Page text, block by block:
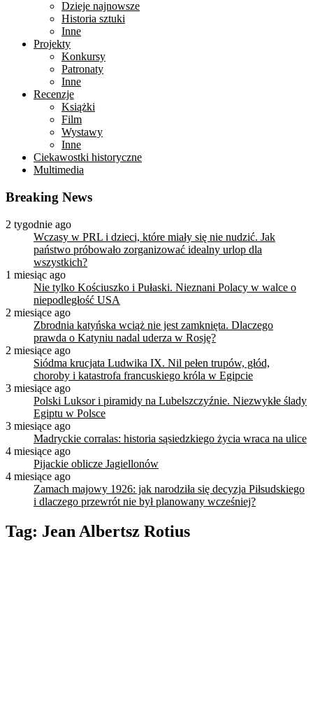
Dzieje najnowsze
Historia sztuki
Inne
Projekty
Konkursy
Patronaty
Inne
Recenzje
Książki
Film
Wystawy
Inne
Ciekawostki historyczne
Multimedia
Breaking News
2 tygodnie ago
Wczasy w PRL i dzieci, które miały się nie nudzić. Jak
państwo próbowało zorganizować idealny urlop dla
wszystkich?
1 miesiąc ago
Nie tylko Kościuszko i Pułaski. Nieznani Polacy w walce o
niepodległość USA
2 miesiące ago
Zbrodnia katyńska wciąż nie jest zamknięta. Dlaczego
prawda o Katyniu nadal uderza w Rosję?
2 miesiące ago
Siódma krucjata Ludwika IX. Nil pełen trupów, głód,
choroby i katastrofa francuskiego króla w Egipcie
3 miesiące ago
Polski Luksor i piramidy na Lubelszczyźnie. Niezwykłe ślady
Egiptu w Polsce
3 miesiące ago
Madryckie corralas: historia sąsiedzkiego życia wraca na ulice
4 miesiące ago
Pijackie oblicze Jagiellonów
4 miesiące ago
Zamach majowy 1926: jak narodziła się decyzja Piłsudskiego
i dlaczego przewrót nie był planowany wcześniej?
Tag: Jean Albertsz Rotius